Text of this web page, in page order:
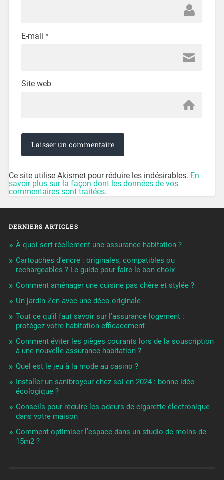
E-mail *
Site web
Ce site utilise Akismet pour réduire les indésirables. En
savoir plus sur la façon dont les données de vos
commentaires sont traitées.
DERNIERS ARTICLES
À quoi sert réellement une assurance habitation ?
Cartouches d’encre : originales, compatibles ou
rechargeables ? Le guide pour faire le bon choix
Comment aménager une cuisine pas chère et stylée ?
Un jardin Zen avec une déco originale
Tout ce qu’il faut savoir sur l’assurance logement :
protégez votre habitation efficacement
Comment éviter les pièges courants lors de la souscription
à une nouvelle assurance habitation ?
Quel est le jeu à la mode au casino ?
Installer un sanibroyeur chez soi en 2024 : bonne idée
écologique ?
Conseils pour réduire les odeurs de cigarette électronique
dans votre maison
Comment optimiser l’espace dans un studio de moins de
15m2 ?